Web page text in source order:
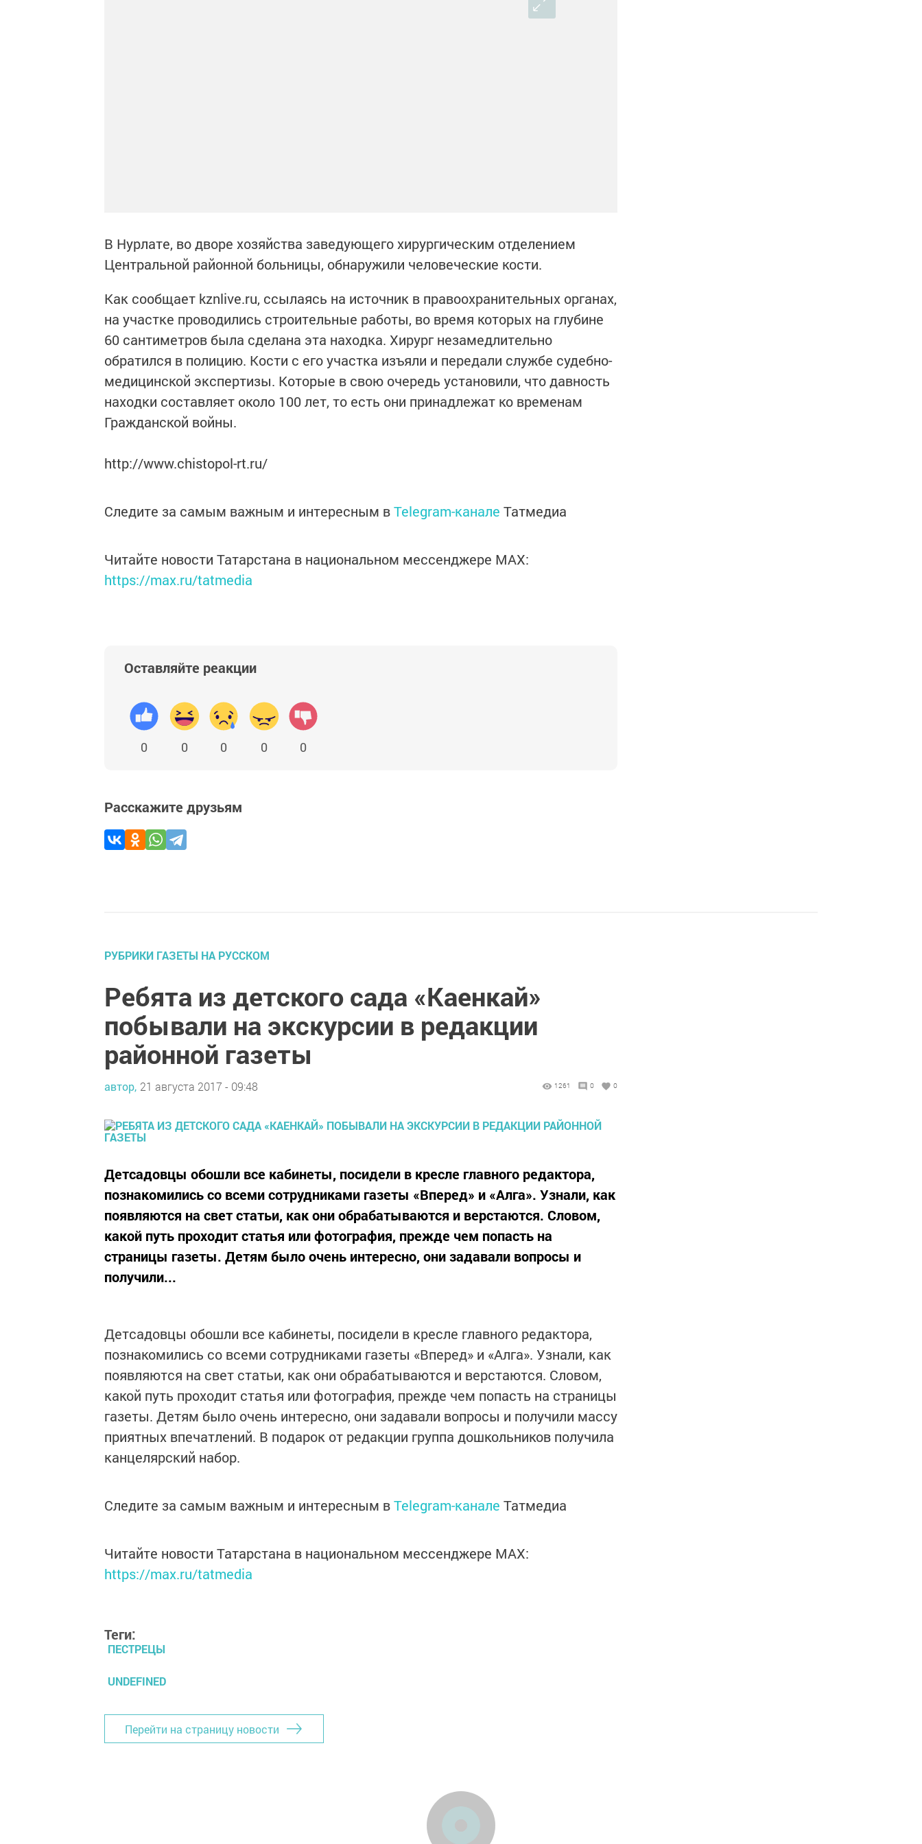
В Нурлате, во дворе хозяйства заведующего хирургическим отделением
Центральной районной больницы, обнаружили человеческие кости.
Как сообщает kznlive.ru, ссылаясь на источник в правоохранительных органах,
на участке проводились строительные работы, во время которых на глубине
60 сантиметров была сделана эта находка. Хирург незамедлительно
обратился в полицию. Кости с его участка изъяли и передали службе судебно-
медицинской экспертизы. Которые в свою очередь установили, что давность
находки составляет около 100 лет, то есть они принадлежат ко временам
Гражданской войны.
http://www.chistopol-rt.ru/
Следите за самым важным и интересным вTelegram-канале Татмедиа
Читайте новости Татарстана в национальном мессенджере MАХ:
https://max.ru/tatmedia
Оставляйте реакции
0 0 0 0 0
Расскажите друзьям
РУБРИКИ ГАЗЕТЫ НА РУССКОМ
Ребята из детского сада «Каенкай»
побывали на экскурсии в редакции
районной газеты
автор, 21 августа 2017 - 09:48 1261 0 0
Детсадовцы обошли все кабинеты, посидели в кресле главного редактора,
познакомились со всеми сотрудниками газеты «Вперед» и «Алга». Узнали, как
появляются на свет статьи, как они обрабатываются и верстаются. Словом,
какой путь проходит статья или фотография, прежде чем попасть на
страницы газеты. Детям было очень интересно, они задавали вопросы и
получили...
Детсадовцы обошли все кабинеты, посидели в кресле главного редактора,
познакомились со всеми сотрудниками газеты «Вперед» и «Алга». Узнали, как
появляются на свет статьи, как они обрабатываются и верстаются. Словом,
какой путь проходит статья или фотография, прежде чем попасть на страницы
газеты. Детям было очень интересно, они задавали вопросы и получили массу
приятных впечатлений. В подарок от редакции группа дошкольников получила
канцелярский набор.
Следите за самым важным и интересным вTelegram-канале Татмедиа
Читайте новости Татарстана в национальном мессенджере MАХ:
https://max.ru/tatmedia
Теги:
ПЕСТРЕЦЫ
UNDEFINED
Перейти на страницу новости